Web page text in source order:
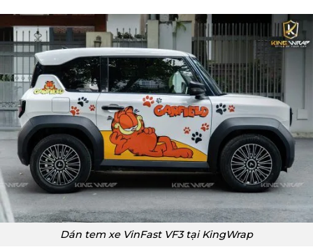
Dán tem xe VinFast VF3 tại KingWrap